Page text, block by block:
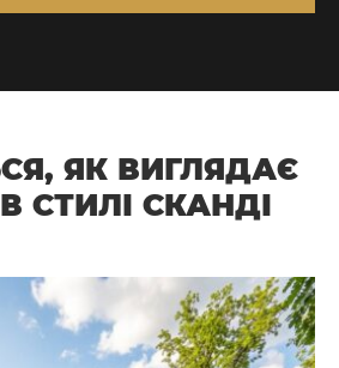
ЯК ВИГЛЯДАЄ
СТИЛІ СКАНДІ